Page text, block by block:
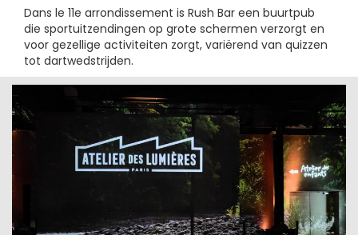
Dans le 11e arrondissement is Rush Bar een buurtpub
die sportuitzendingen op grote schermen verzorgt en
voor gezellige activiteiten zorgt, variërend van quizzen
tot dartwedstrijden.